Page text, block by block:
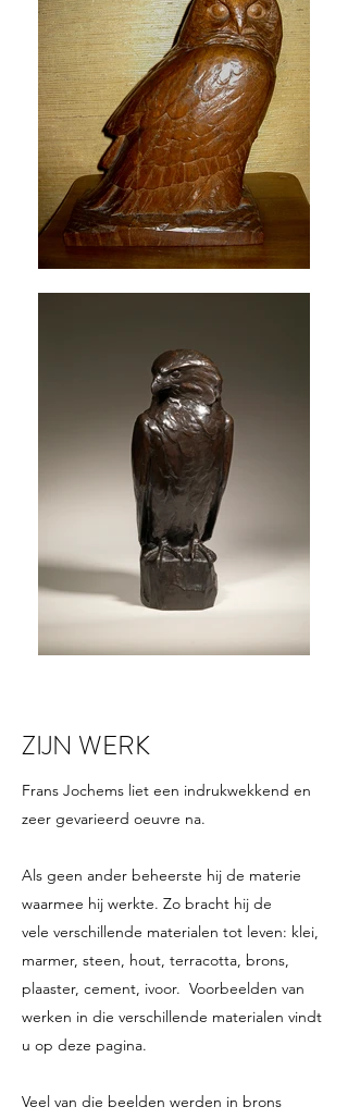
ZIJN WERK
Frans Jochems liet een indrukwekkend en
zeer gevarieerd oeuvre na.
Als geen ander beheerste hij de materie
waarmee hij werkte. Zo bracht hij de
vele verschillende materialen tot leven: klei,
marmer, steen, hout, terracotta, brons,
plaaster, cement, ivoor. Voorbeelden van
werken in die verschillende materialen vindt
u op deze pagina.
Veel van die beelden werden in brons